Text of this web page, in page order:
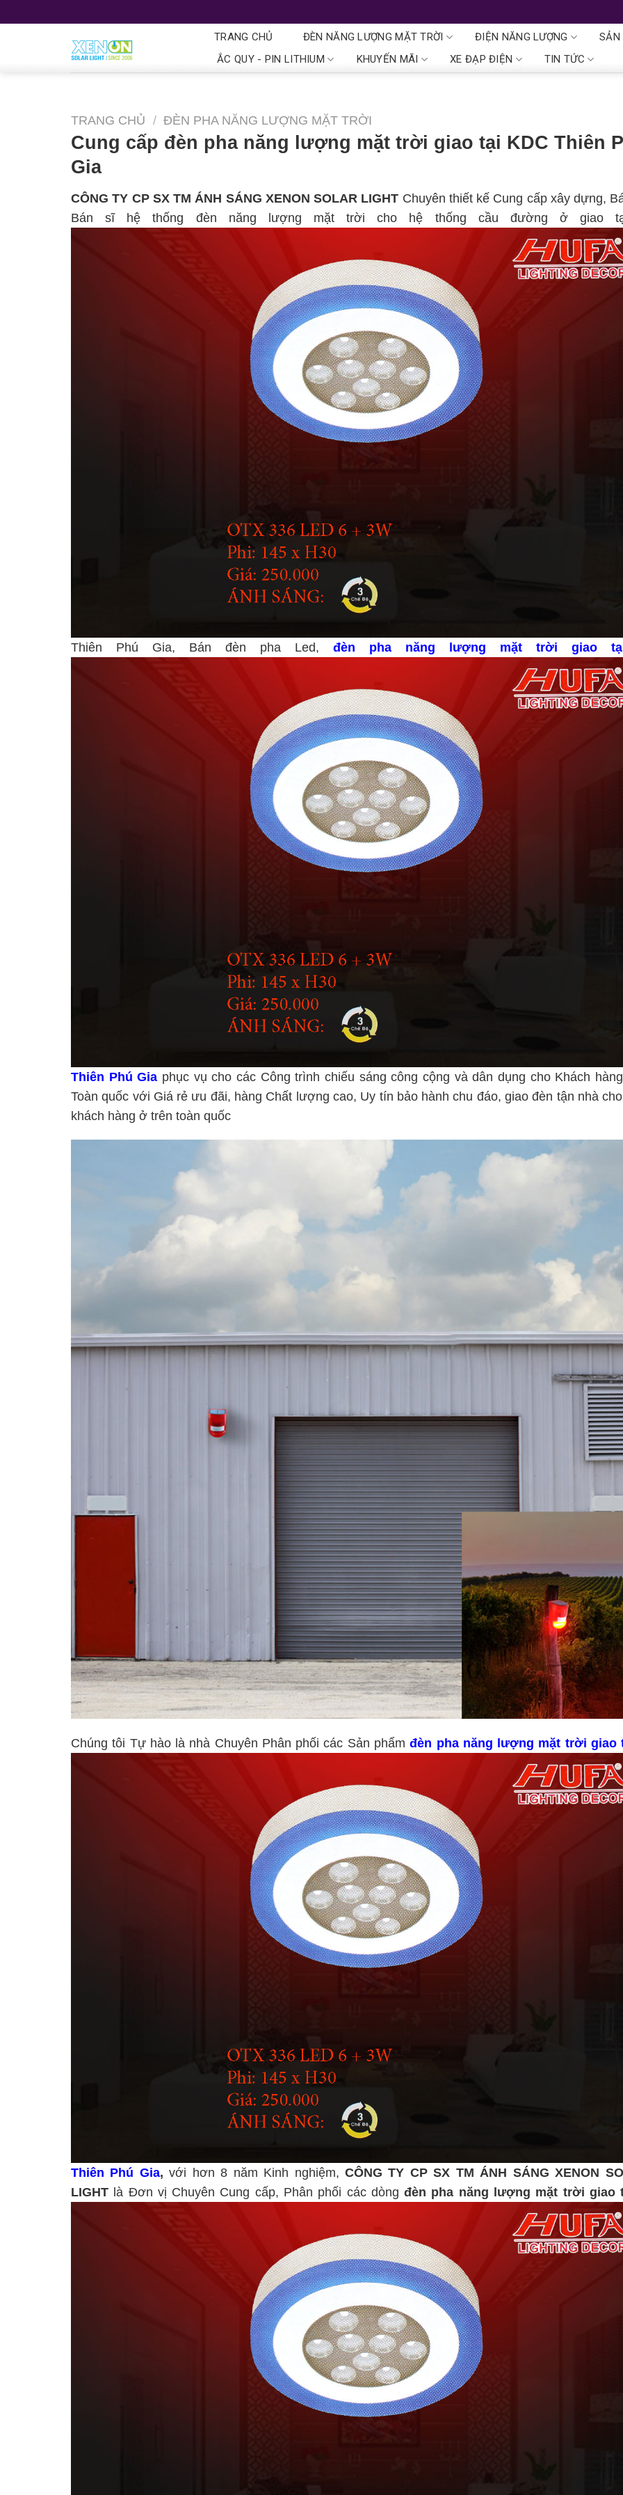
TRANG CHỦ ĐÈN NĂNG LƯỢNG MẶT TRỜI ĐIỆN NĂNG LƯỢNG
SẢN
ẮC QUY - PIN LITHIUM
KHUYẾN MÃI XE ĐẠP ĐIỆN TIN TỨC
TRANG CHỦ / ĐÈN PHA NĂNG LƯỢNG MẶT TRỜI
Cung cấp đèn pha năng lượng mặt trời giao tại KDC Thiên
Gia
CÔNG TY CP SX TM ÁNH SÁNG XENON SOLAR LIGHT Chuyên thiết kế Cung cấp xây dựng,
Bán sĩ hệ thống đèn năng lượng mặt trời cho hệ thống cầu đường ở giao
Thiên Phú Gia, Bán đèn pha Led,đèn pha năng lượng mặt trời giao
Thiên Phú Gia phục vụ cho các Công trình chiếu sáng công cộng và dân dụng cho Khách
Toàn quốc với Giá rẻ ưu đãi, hàng Chất lượng cao, Uy tín bảo hành chu đáo, giao đèn tận nhà
khách hàng ở trên toàn quốc
Chúng tôi Tự hào là nhà Chuyên Phân phối các Sản phẩmđèn pha năng lượng mặt trời giao
Thiên Phú Gia, với hơn 8 năm Kinh nghiệm, CÔNG TY CP SX TM ÁNH SÁNG XENON
LIGHT là Đơn vị Chuyên Cung cấp, Phân phối các dòngđèn pha năng lượng mặt trời giao